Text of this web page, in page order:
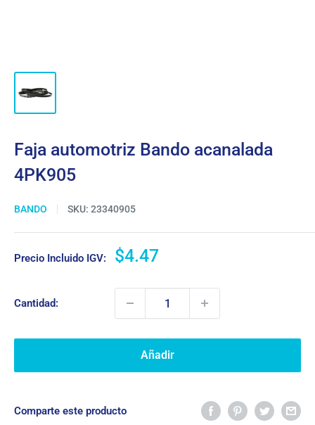
Faja automotriz Bando acanalada
4PK905
BANDO SKU: 23340905
Precio Incluido IGV:
Precio
venta
$4.47
Cantidad:
Añadir
Comparte este producto